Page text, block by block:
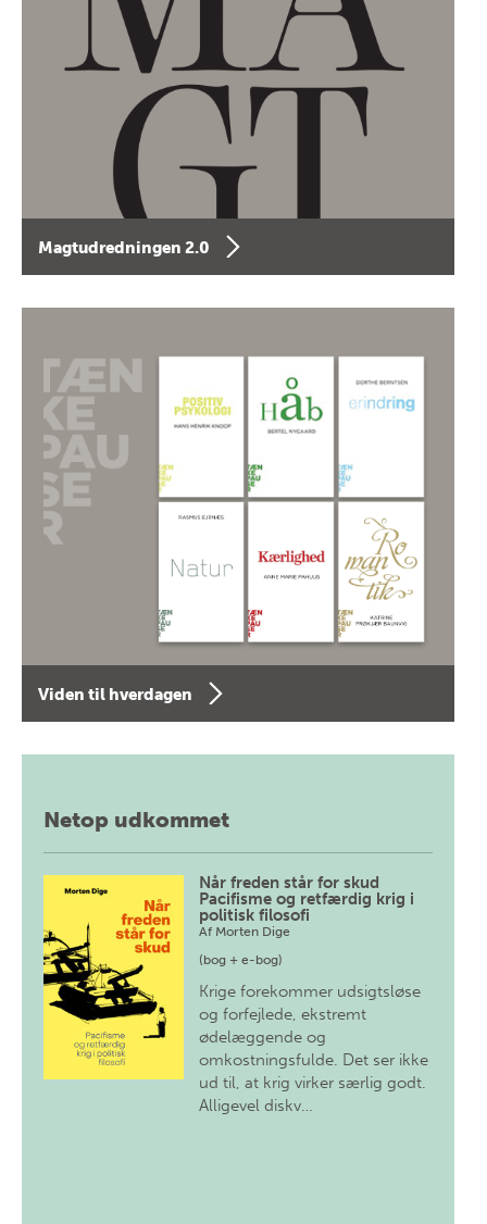
Magtudredningen 2.0
Viden til hverdagen
Netop udkommet
Når freden står for skud
Pacifisme og retfærdig krig i
politisk filosofi
Af Morten Dige
(bog + e-bog)
Krige forekommer udsigtsløse
og forfejlede, ekstremt
ødelæggende og
omkostningsfulde. Det ser ikke
ud til, at krig virker særlig godt.
Alligevel diskv…